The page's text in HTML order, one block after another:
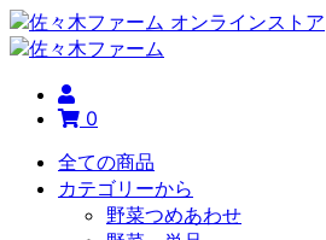
0
全ての商品
カテゴリーから
野菜つめあわせ